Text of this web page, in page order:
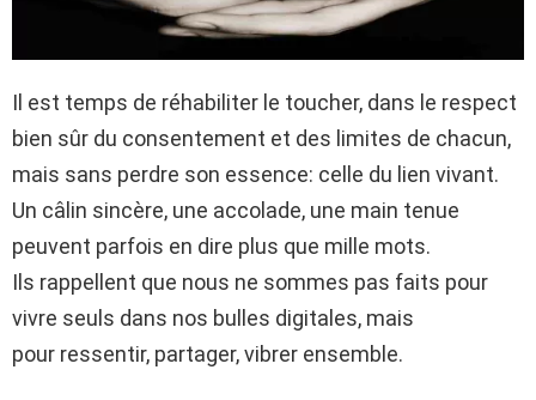
Il est temps de réhabiliter le toucher, dans le respect
bien sûr du consentement et des limites de chacun,
mais sans perdre son essence: celle du lien vivant.
Un câlin sincère, une accolade, une main tenue
peuvent parfois en dire plus que mille mots.
Ils rappellent que nous ne sommes pas faits pour
vivre seuls dans nos bulles digitales, mais
pour ressentir, partager, vibrer ensemble.